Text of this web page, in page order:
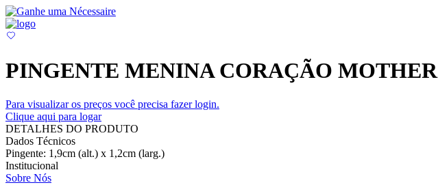
PINGENTE MENINA CORAÇÃO MOTHER
Para visualizar os preços você precisa fazer login.
Clique aqui para logar
DETALHES DO PRODUTO
Dados Técnicos
Pingente: 1,9cm (alt.) x 1,2cm (larg.)
Institucional
Sobre Nós